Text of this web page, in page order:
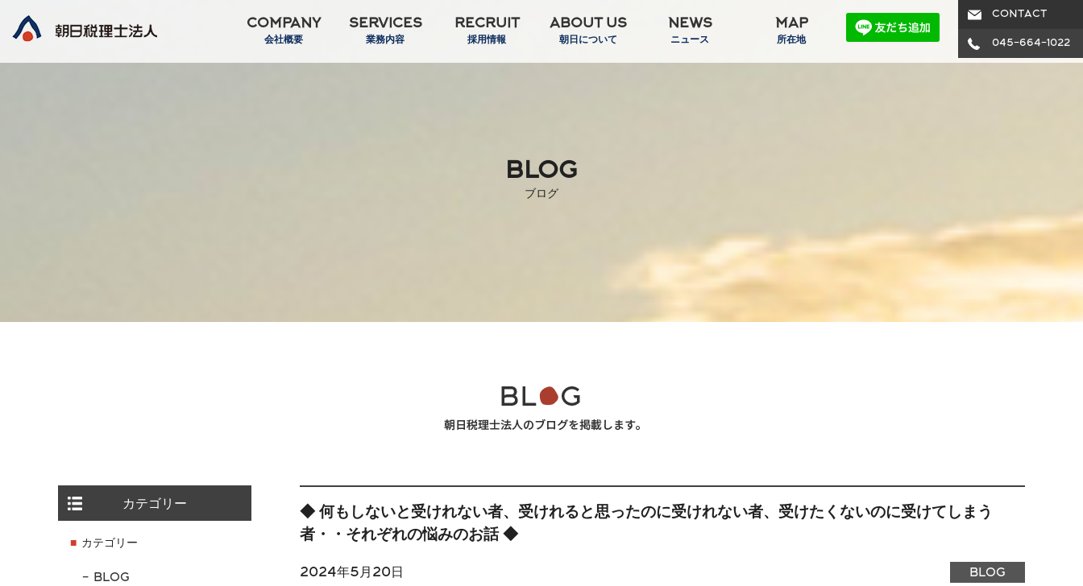
CONTACT
045-664-1022
COMPANY
会社概要
SERVICES
業務内容
RECRUIT
採用情報
ABOUT US
朝日について
NEWS
ニュース
MAP
所在地
BLOG
ブログ
◆ 何もしないと受けれない者、受けれると思ったのに受けれない者、受けたくないのに受けてしまう
者・・それぞれの悩みのお話 ◆
2024年5月20日 BLOG
カテゴリー
カテゴリー
BLOG